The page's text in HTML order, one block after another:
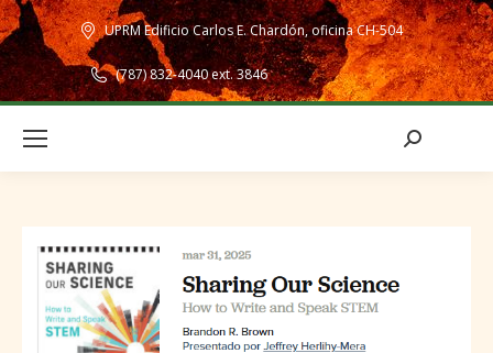
UPRM Edificio Carlos E. Chardón, oficina CH-504
(787) 832-4040 ext. 3846
Search: